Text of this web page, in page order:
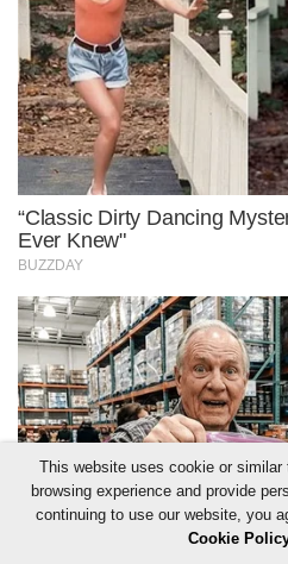
This website uses cookie or
browsing experience and provide
continuing to use our website, you
Cookie